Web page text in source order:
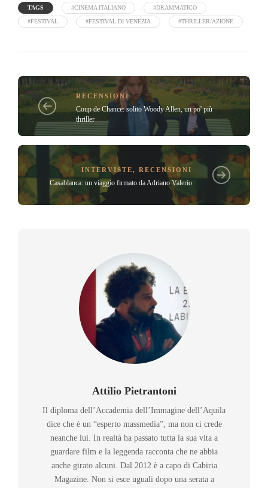
TAGS #CINEMA ITALIANO #DRAMMATICO
#FESTIVAL #FESTIVAL DI VENEZIA #THRILLER/AZIONE
RECENSIONI
Coup de Chance: solito Woody Allen, un po' più
thriller
INTERVISTE, RECENSIONI
Casablanca: un viaggio firmato da Adriano Valerio
Attilio Pietrantoni
Il diploma dell’Accademia dell’Immagine dell’Aquila
dice che è un “esperto massmedia”, ma non ci crede
neanche lui. In realtà ha passato tutta la sua vita a
guardare film e la leggenda racconta che ne abbia
anche girato alcuni. Dal 2012 è a capo di Cabiria
Magazine. Non si esce uguali dopo una serata a